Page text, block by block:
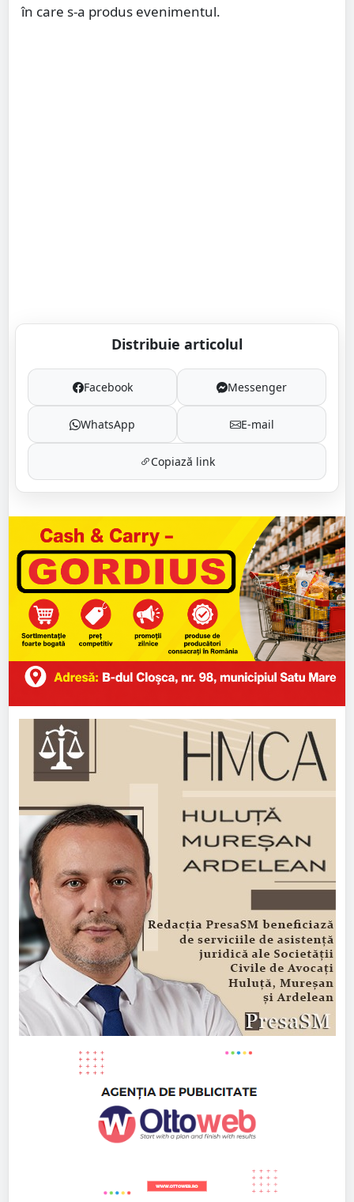
în care s-a produs evenimentul.
Distribuie articolul
Facebook Messenger
WhatsApp E-mail
Copiază link